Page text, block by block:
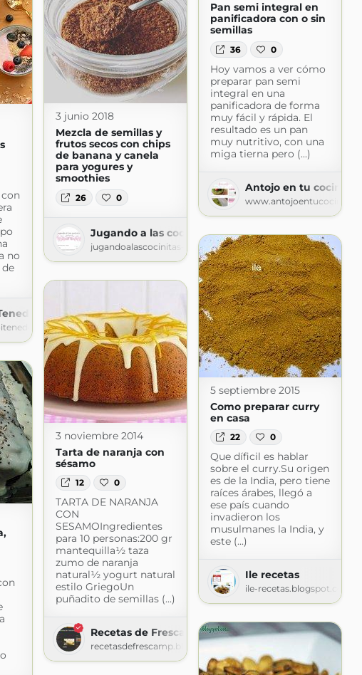
Pan semi integral en
panificadora con o sin
semillas
36 0
Hoy vamos a ver cómo
preparar pan semi
integral en una
panificadora de forma
muy fácil y rápida. El
resultado es un pan
muy nutritivo, con una
miga tierna pero (...)
Antojo en tu cocina
3 junio 2018
Mezcla de semillas y
frutos secos con chips
de banana y canela
para yogures y
smoothies
26 0
Jugando a las cocinitas
jugandoalascocinitas-silvia.blogspot.com
no
5 septiembre 2015
Como preparar curry
en casa
22 0
Que díficil es hablar
sobre el curry.Su origen
es de la India, pero tiene
raíces árabes, llegó a
ese país cuando
invadieron los
musulmanes la India, y
este (...)
Ile recetas
ile-recetas.blogspot.com
3 noviembre 2014
Tarta de naranja con
sésamo
12 0
TARTA DE NARANJA
CON
SESAMOIngredientes
para 10 personas:200 gr
mantequilla½ taza
zumo de naranja
natural½ yogurt natural
estilo GriegoUn
puñadito de semillas (...)
Recetas de Frescamp
recetasdefrescamp.blogspot.com